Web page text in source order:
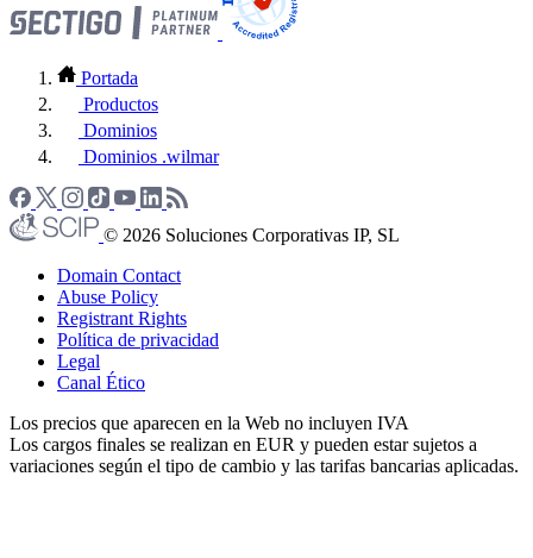
Portada
Productos
Dominios
Dominios .wilmar
© 2026 Soluciones Corporativas IP, SL
Domain Contact
Abuse Policy
Registrant Rights
Política de privacidad
Legal
Canal Ético
Los precios que aparecen en la Web no incluyen IVA
Los cargos finales se realizan en EUR y pueden estar sujetos a
variaciones según el tipo de cambio y las tarifas bancarias aplicadas.